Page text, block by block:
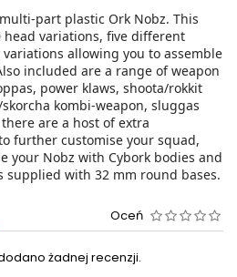
part plastic Ork Nobz. This
head variations, five different
allowing you to assemble
included are a range of weapon
power klaws, shoota/rokkit
kombi-weapon, sluggas
are a host of extra
further customise your squad,
your Nobz with Cybork bodies and
supplied with 32 mm round bases.
Oceń
żadnej recenzji.